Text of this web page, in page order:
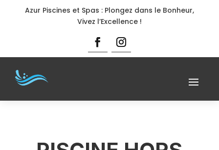
Azur Piscines et Spas : Plongez dans le Bonheur,
Vivez l’Excellence !